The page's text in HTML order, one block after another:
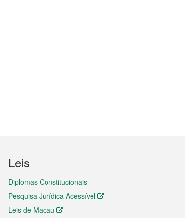
Leis
Diplomas Constitucionais
Pesquisa Jurídica Acessível
Leis de Macau